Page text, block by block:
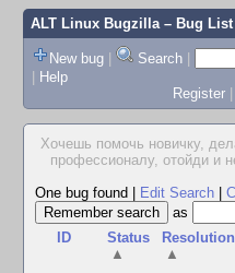
ALT Linux Bugzilla– Bug List
New bug | Search |
| Help
Register |
Хочешь помочь новичку,
профессионалу, отойди и
One bug found
Edit Search
as
ID
Status
▲
Resolution
▲